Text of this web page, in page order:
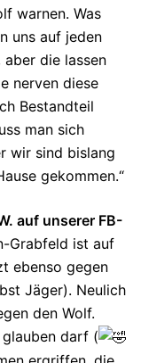
warnen. Was
uns auf jeden
aber die lassen
nerven diese
Bestandteil
man sich
wir sind bislang
gekommen.“
auf unserer FB-
Grabfeld ist auf
ebenso gegen
Jäger). Neulich
den Wolf.
glauben darf (